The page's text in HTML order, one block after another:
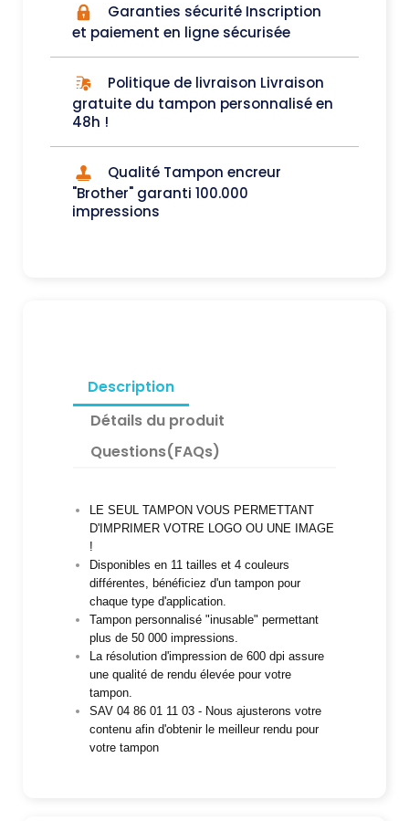
Garanties sécurité Inscription
et paiement en ligne sécurisée
Politique de livraison Livraison
gratuite du tampon personnalisé en
48h !
Qualité Tampon encreur
"Brother" garanti 100.000
impressions
Description
Détails du produit
Questions(FAQs)
LE SEUL TAMPON VOUS PERMETTANT
D'IMPRIMER VOTRE LOGO OU UNE IMAGE
!
Disponibles en 11 tailles et 4 couleurs
différentes, bénéficiez d'un tampon pour
chaque type d'application.
Tampon personnalisé "inusable" permettant
plus de 50 000 impressions.
La résolution d'impression de 600 dpi assure
une qualité de rendu élevée pour votre
tampon.
SAV 04 86 01 11 03 - Nous ajusterons votre
contenu afin d'obtenir le meilleur rendu pour
votre tampon